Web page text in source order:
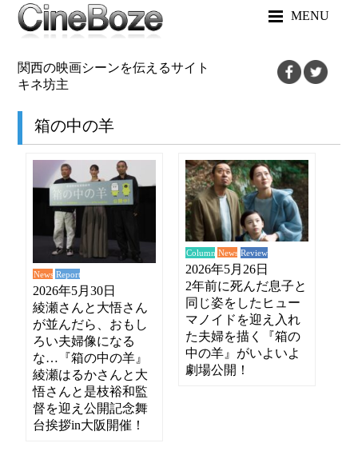
MENU
関西の映画シーンを伝えるサイト
キネ坊主
箱の中の羊
News Report
2026年5月30日
綾瀬さんと大悟さん
が並んだら、おもし
ろい夫婦像になる
な…『箱の中の羊』
綾瀬はるかさんと大
悟さんと是枝裕和監
督を迎え公開記念舞
台挨拶in大阪開催！
Column News Review
2026年5月26日
2年前に死んだ息子と
同じ姿をしたヒュー
マノイドを迎え入れ
た夫婦を描く『箱の
中の羊』がいよいよ
劇場公開！